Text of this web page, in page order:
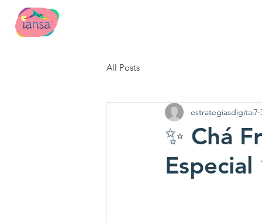
All Posts
✨ Chá
Especial
estrategiasdigitai7